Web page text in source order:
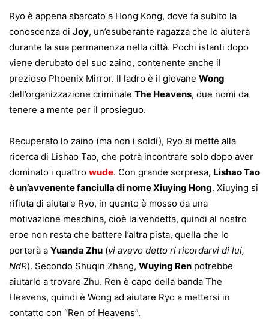
Ryo è appena sbarcato a Hong Kong, dove fa subito la
conoscenza di Joy, un’esuberante ragazza che lo aiuterà
durante la sua permanenza nella città. Pochi istanti dopo
viene derubato del suo zaino, contenente anche il
prezioso Phoenix Mirror. Il ladro è il giovane Wong
dell’organizzazione criminale The Heavens, due nomi da
tenere a mente per il prosieguo.
Recuperato lo zaino (ma non i soldi), Ryo si mette alla
ricerca di Lishao Tao, che potrà incontrare solo dopo aver
dominato i quattro wude. Con grande sorpresa, Lishao Tao
è un’avvenente fanciulla di nome Xiuying Hong. Xiuying si
rifiuta di aiutare Ryo, in quanto è mosso da una
motivazione meschina, cioè la vendetta, quindi al nostro
eroe non resta che battere l’altra pista, quella che lo
porterà a Yuanda Zhu (vi avevo detto ri ricordarvi di lui,
NdR). Secondo Shuqin Zhang, Wuying Ren potrebbe
aiutarlo a trovare Zhu. Ren è capo della banda The
Heavens, quindi è Wong ad aiutare Ryo a mettersi in
contatto con “Ren of Heavens”.